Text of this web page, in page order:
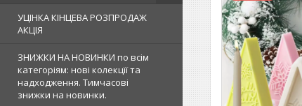
УЦІНКА КІНЦЕВА РОЗПРОДАЖ
АКЦІЯ
ЗНИЖКИ НА НОВИНКИ по всім
категоріям: нові колекцїї та
надходження. Тимчасові
знижки на новинки.